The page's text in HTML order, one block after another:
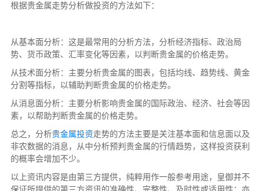
根据贵金属走势分析做投资的方法如下：
从基本面分析：这是最常用的分析方法，分析经济指标、政治局
势、货币政策、汇率变化等因素，以判断贵金属的价格走势。
从技术面分析：主要分析贵金属的图表，包括均线、趋势线、黄金
分割等指标，以辅助判断贵金属的价格走势。
从消息面分析：主要分析影响贵金属的国际政治、经济、社会等因
素，以帮助判断贵金属的价格走势。
总之，分析贵金属投资走势的方法主要是关注基本面和信息面以及
非农数据的消息，从中分析预判贵金属的行情趋势，这样投资获利
的概率会增加不少。
以上资讯内容是由第三方提供，纯粹用作一般参考用途，皇御并不